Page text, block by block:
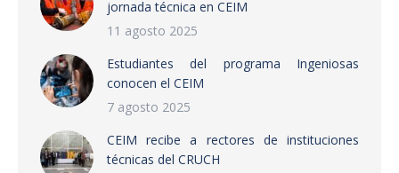
jornada técnica en CEIM
11 agosto 2025
Estudiantes del programa Ingeniosas
conocen el CEIM
7 agosto 2025
CEIM recibe a rectores de instituciones
técnicas del CRUCH